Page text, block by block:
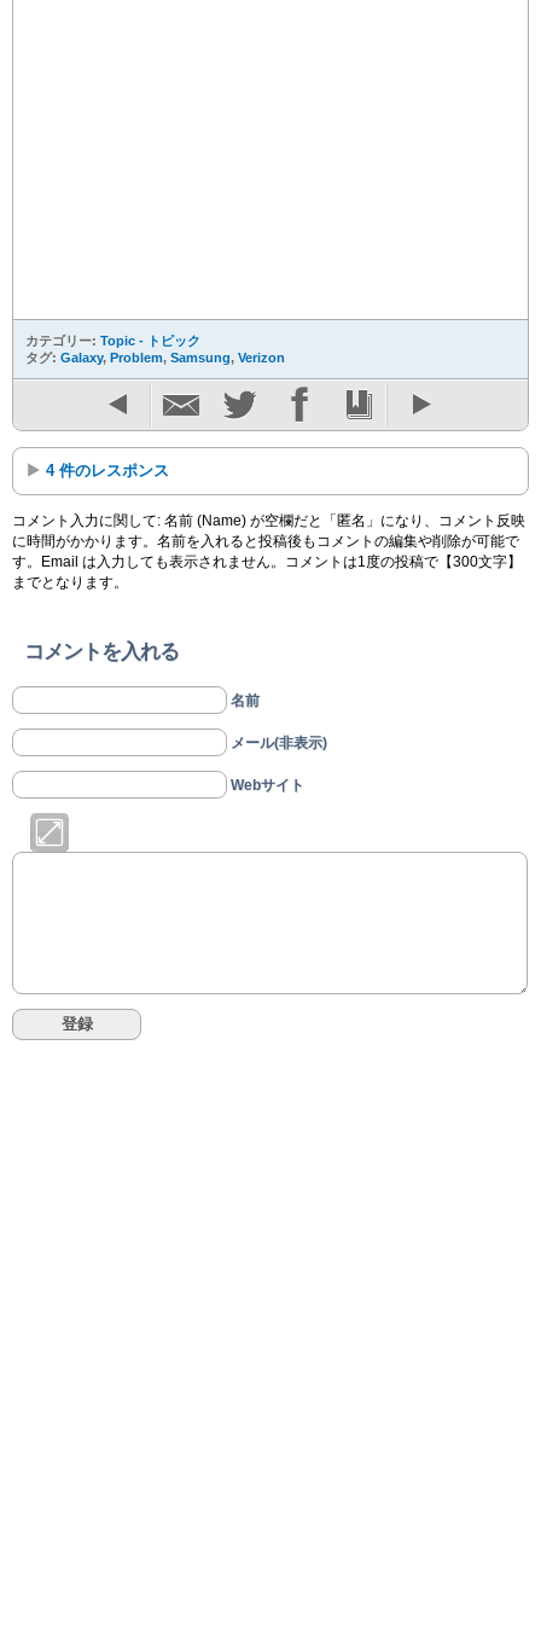
カテゴリー: Topic - トピック
タグ: Galaxy, Problem, Samsung, Verizon
4 件のレスポンス
コメント入力に関して: 名前 (Name) が空欄だと「匿名」になり、コメント反映
に時間がかかります。名前を入れると投稿後もコメントの編集や削除が可能で
す。Email は入力しても表示されません。コメントは1度の投稿で【300文字】
までとなります。
コメントを入れる
名前
メール(非表示)
Webサイト